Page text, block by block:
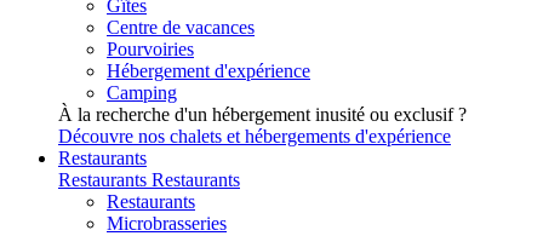
Gîtes
Centre de vacances
Pourvoiries
Hébergement d'expérience
Camping
À la recherche d'un hébergement inusité ou exclusif ?
Découvre nos chalets et hébergements d'expérience
Restaurants
Restaurants Restaurants
Restaurants
Microbrasseries